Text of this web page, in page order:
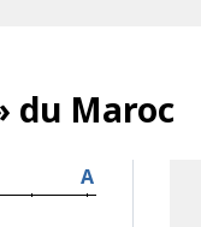
du Maroc
A